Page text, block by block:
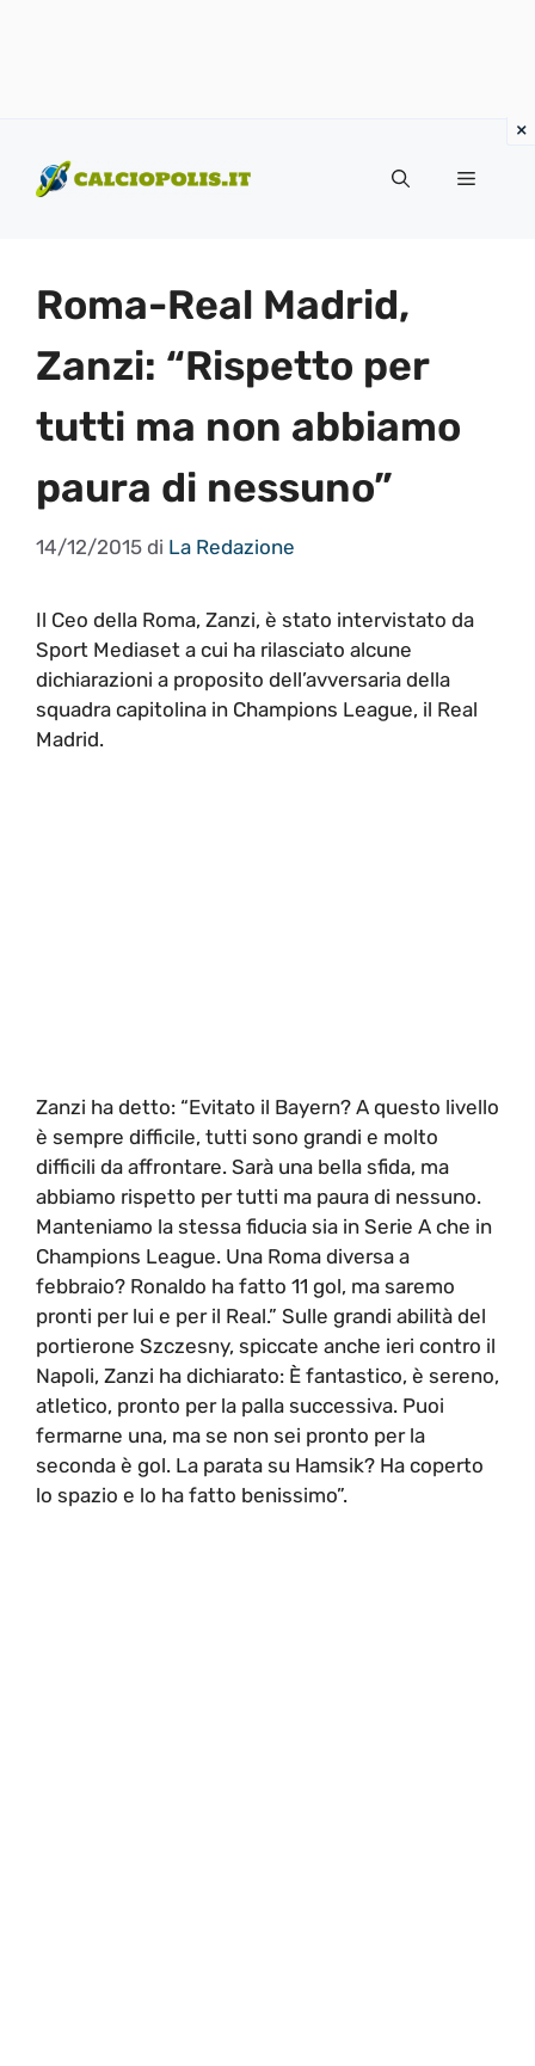
contenuto
Menu
Roma-Real Madrid,
Zanzi: “Rispetto per
tutti ma non abbiamo
paura di nessuno”
14/12/2015 di La Redazione
Il Ceo della Roma, Zanzi, è stato intervistato da
Sport Mediaset a cui ha rilasciato alcune
dichiarazioni a proposito dell’avversaria della
squadra capitolina in Champions League, il Real
Madrid.
Zanzi ha detto: “Evitato il Bayern? A questo livello
è sempre difficile, tutti sono grandi e molto
difficili da affrontare. Sarà una bella sfida, ma
abbiamo rispetto per tutti ma paura di nessuno.
Manteniamo la stessa fiducia sia in Serie A che in
Champions League. Una Roma diversa a
febbraio? Ronaldo ha fatto 11 gol, ma saremo
pronti per lui e per il Real.” Sulle grandi abilità del
portierone Szczesny, spiccate anche ieri contro il
Napoli, Zanzi ha dichiarato: È fantastico, è sereno,
atletico, pronto per la palla successiva. Puoi
fermarne una, ma se non sei pronto per la
seconda è gol. La parata su Hamsik? Ha coperto
lo spazio e lo ha fatto benissimo”.